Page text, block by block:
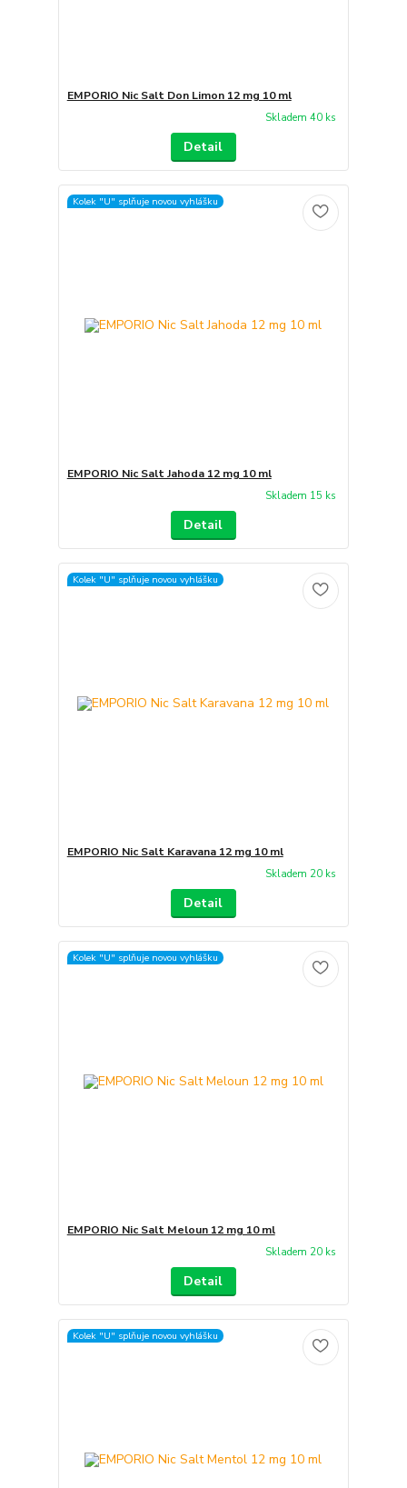
EMPORIO Nic Salt Don Limon 12 mg 10 ml
Skladem 40 ks
Detail
Kolek "U" splňuje novou vyhlášku
EMPORIO Nic Salt Jahoda 12 mg 10 ml
Skladem 15 ks
Detail
Kolek "U" splňuje novou vyhlášku
EMPORIO Nic Salt Karavana 12 mg 10 ml
Skladem 20 ks
Detail
Kolek "U" splňuje novou vyhlášku
EMPORIO Nic Salt Meloun 12 mg 10 ml
Skladem 20 ks
Detail
Kolek "U" splňuje novou vyhlášku